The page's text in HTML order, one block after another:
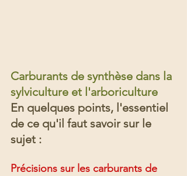
Carburants de synthèse dans la
sylviculture et l'arboriculture
En quelques points, l'essentiel
de ce qu'il faut savoir sur le
sujet :
Précisions sur les carburants de